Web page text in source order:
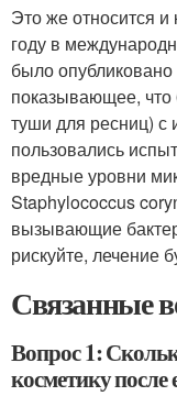
Это же относится и
году в
было
показывающее, что
туши для ресниц) с
пользовались
вредные уровни
Staphylococcus
вызывающие
рискуйте, лечение
Связанные
Вопрос 1:
косметику после